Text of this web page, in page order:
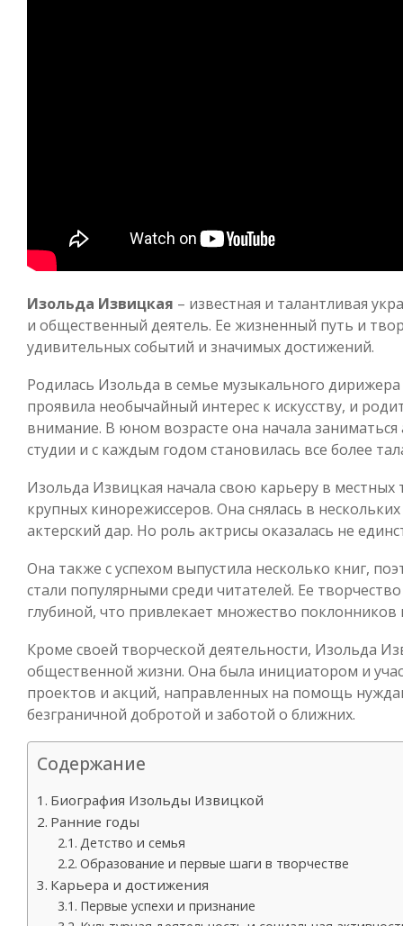
Изольда Извицкая – известная и талантливая
и общественный деятель. Ее жизненный путь и
удивительных событий и значимых достижений.
Родилась Изольда в семье музыкального дирижера
проявила необычайный интерес к искусству, и
внимание. В юном возрасте она начала
студии и с каждым годом становилась все более
Изольда Извицкая начала свою карьеру в местных
крупных кинорежиссеров. Она снялась в
актерский дар. Но роль актрисы оказалась не
Она также с успехом выпустила несколько книг,
стали популярными среди читателей. Ее
глубиной, что привлекает множество поклонников
Кроме своей творческой деятельности, Изольда
общественной жизни. Она была инициатором и
проектов и акций, направленных на помощь
безграничной добротой и заботой о ближних.
Содержание
Биография Изольды Извицкой
Ранние годы
Детство и семья
Образование и первые шаги в творчестве
Карьера и достижения
Первые успехи и признание